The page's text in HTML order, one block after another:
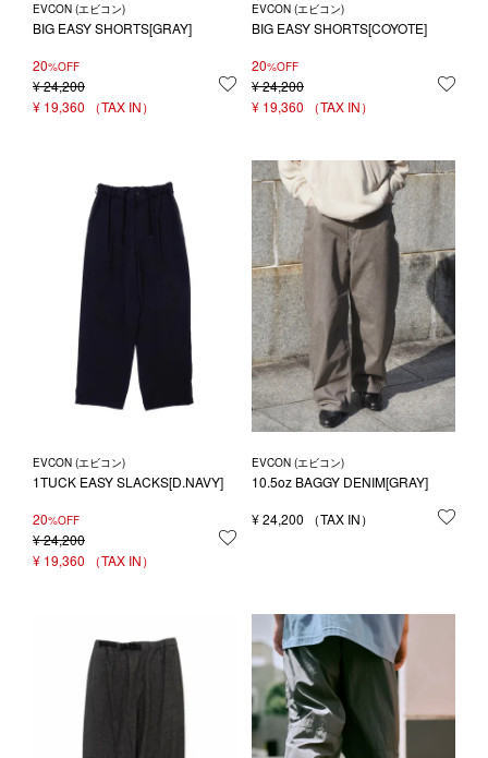
EVCON (エビコン)
BIG EASY SHORTS[GRAY]
20%OFF
¥24,200
¥ 19,360
お気に入りに登録する
EVCON (エビコン)
BIG EASY SHORTS[COYOTE]
20%OFF
¥24,200
¥ 19,360
EVCON (エビコン)
1TUCK EASY SLACKS[D.NAVY]
20%OFF
¥24,200
¥ 19,360
EVCON (エビコン)
10.5oz BAGGY DENIM[GRAY]
¥24,200